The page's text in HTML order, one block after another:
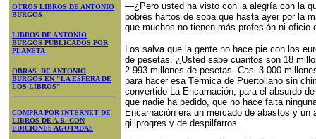
OTROS LIBROS DE ANTONIO
BURGOS
LIBROS DE ANTONIO
BURGOS PUBLICADOS POR
PLANETA
OBRAS DE ANTONIO
BURGOS EN "LA ESFERA DE
LOS LIBROS"
COMPRA POR INTERNET DE
LIBROS DE A.B. CON
EDICIONES AGOTADAS
—¿Pero usted ha visto con la alegría con la
pobres hartos de sopa que hasta ayer por la
que muchos no tienen más profesión ni oficio
Los salva que la gente no hace pie con los
de pesetas. ¿Usted sabe cuántos son 18
2.993 millones de pesetas. Casi 3.000
para hacer esa Térmica de Puertollano sin
convertido La Encarnación; para el absurdo
que nadie ha pedido, que no hace falta
Encarnación era un mercado de abastos y
giliprogres y de despilfarros.